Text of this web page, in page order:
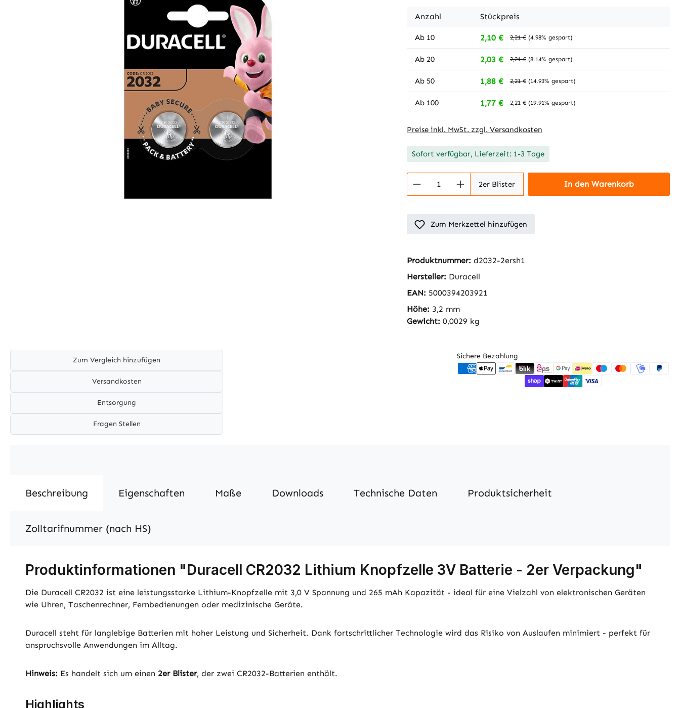
Anzahl Stückpreis
Ab 10 2,10 € 2,21 € (4.98% gespart)
Ab 20 2,03 € 2,21 € (8.14% gespart)
Ab 50 1,88 € 2,21 € (14.93% gespart)
Ab 100 1,77 € 2,21 € (19.91% gespart)
Preise inkl. MwSt. zzgl. Versandkosten
Sofort verfügbar, Lieferzeit: 1-3 Tage
Produkt Anzahl: Gib den gewünschten Wert
2er Blister In den Warenkorb
Zum Merkzettel hinzufügen
Produktnummer: d2032-2ersh1
Hersteller: Duracell
EAN: 5000394203921
Höhe: 3,2 mm
Gewicht: 0,0029 kg
Zum Vergleich hinzufügen
Versandkosten
Entsorgung
Fragen Stellen
Sichere Bezahlung
Beschreibung Eigenschaften Maße Downloads Technische Daten Produktsicherheit
Zolltarifnummer (nach HS)
Produktinformationen "Duracell CR2032 Lithium Knopfzelle 3V Batterie - 2er Verpackung"
Die Duracell CR2032 ist eine leistungsstarke Lithium-Knopfzelle mit 3,0 V Spannung und 265 mAh Kapazität - ideal für eine Vielzahl von elektronischen Geräten
wie Uhren, Taschenrechner, Fernbedienungen oder medizinische Geräte.
Duracell steht für langlebige Batterien mit hoher Leistung und Sicherheit. Dank fortschrittlicher Technologie wird das Risiko von Auslaufen minimiert - perfekt für
anspruchsvolle Anwendungen im Alltag.
Hinweis: Es handelt sich um einen 2er Blister, der zwei CR2032-Batterien enthält.
Highlights